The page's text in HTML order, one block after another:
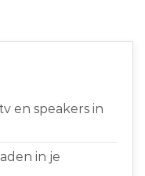
en speakers in
in je